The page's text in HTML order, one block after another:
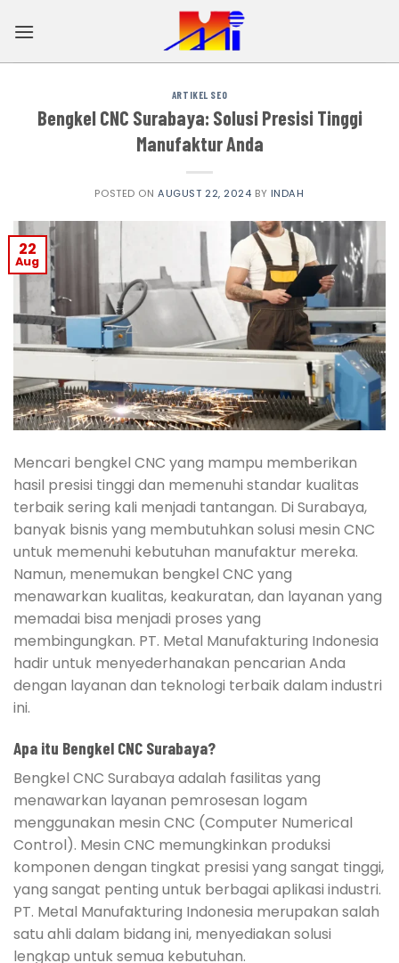
ARTIKEL SEO
Bengkel CNC Surabaya: Solusi Presisi Tinggi
Manufaktur Anda
POSTED ONAUGUST 22, 2024 BY INDAH
22
Aug
Mencari bengkel CNC yang mampu memberikan
hasil presisi tinggi dan memenuhi standar kualitas
terbaik sering kali menjadi tantangan. Di Surabaya,
banyak bisnis yang membutuhkan solusi mesin CNC
untuk memenuhi kebutuhan manufaktur mereka.
Namun, menemukan bengkel CNC yang
menawarkan kualitas, keakuratan, dan layanan yang
memadai bisa menjadi proses yang
membingungkan. PT. Metal Manufakturing Indonesia
hadir untuk menyederhanakan pencarian Anda
dengan layanan dan teknologi terbaik dalam industri
ini.
Apa itu Bengkel CNC Surabaya?
Bengkel CNC Surabaya adalah fasilitas yang
menawarkan layanan pemrosesan logam
menggunakan mesin CNC (Computer Numerical
Control). Mesin CNC memungkinkan produksi
komponen dengan tingkat presisi yang sangat tinggi,
yang sangat penting untuk berbagai aplikasi industri.
PT. Metal Manufakturing Indonesia merupakan salah
satu ahli dalam bidang ini, menyediakan solusi
lengkap untuk semua kebutuhan.